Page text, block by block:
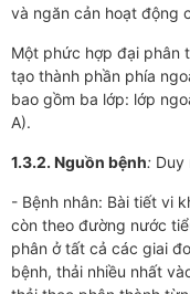
và ngăn cản hoạt động
Một phức hợp đại phân
tạo thành phần phía
bao gồm ba lớp: lớp
A).
1.3.2. Nguồn bệnh: Duy
- Bệnh nhân: Bài tiết vi
còn theo đ­­ường nước
phân ở tất cả các giai
bệnh, thải nhiều nhất